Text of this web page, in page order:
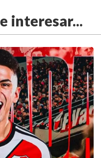
interesar...